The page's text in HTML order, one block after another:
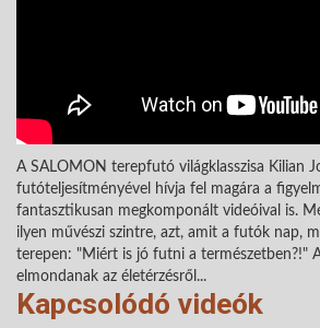
A SALOMON terepfutó világklasszisa Kilian
futóteljesítményével hívja fel magára a
fantasztikusan megkomponált videóival is.
ilyen művészi szintre, azt, amit a futók nap,
terepen: "Miért is jó futni a természetben?!"
elmondanak az életérzésről...
Kapcsolódó videók